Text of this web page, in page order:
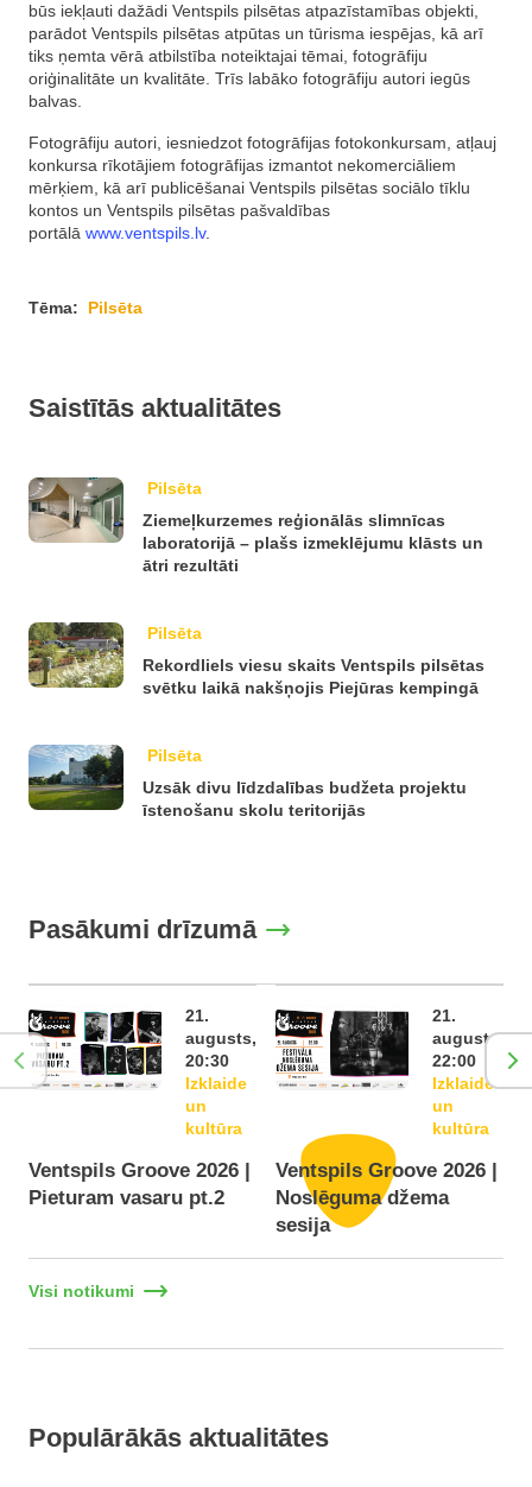
būs iekļauti dažādi Ventspils pilsētas atpazīstamības objekti,
parādot Ventspils pilsētas atpūtas un tūrisma iespējas, kā arī
tiks ņemta vērā atbilstība noteiktajai tēmai, fotogrāfiju
oriģinalitāte un kvalitāte. Trīs labāko fotogrāfiju autori iegūs
balvas.
Fotogrāfiju autori, iesniedzot fotogrāfijas fotokonkursam, atļauj
konkursa rīkotājiem fotogrāfijas izmantot nekomerciāliem
mērķiem, kā arī publicēšanai Ventspils pilsētas sociālo tīklu
kontos un Ventspils pilsētas pašvaldības
portālā www.ventspils.lv.
Tēma: Pilsēta
Saistītās aktualitātes
Pilsēta
Ziemeļkurzemes reģionālās slimnīcas
laboratorijā – plašs izmeklējumu klāsts un
ātri rezultāti
Pilsēta
Rekordliels viesu skaits Ventspils pilsētas
svētku laikā nakšņojis Piejūras kempingā
Pilsēta
Uzsāk divu līdzdalības budžeta projektu
īstenošanu skolu teritorijās
Pasākumi drīzumā
21.
augusts,
20:30
Izklaide
un
kultūra
Ventspils Groove 2026 |
Pieturam vasaru pt.2
21.
augusts,
22:00
Izklaide
un
kultūra
Ventspils Groove 2026 |
Noslēguma džema
sesija
Visi notikumi
Populārākās aktualitātes